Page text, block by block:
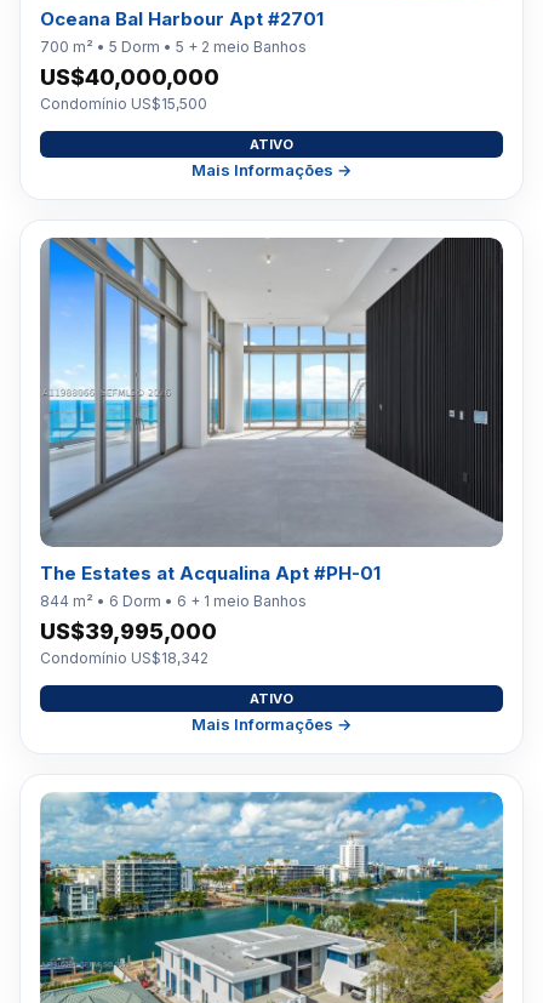
Oceana Bal Harbour Apt #2701
700 m² • 5 Dorm • 5 + 2 meio Banhos
US$40,000,000
Condomínio US$15,500
ATIVO
Mais Informações →
The Estates at Acqualina Apt #PH-01
844 m² • 6 Dorm • 6 + 1 meio Banhos
US$39,995,000
Condomínio US$18,342
ATIVO
Mais Informações →